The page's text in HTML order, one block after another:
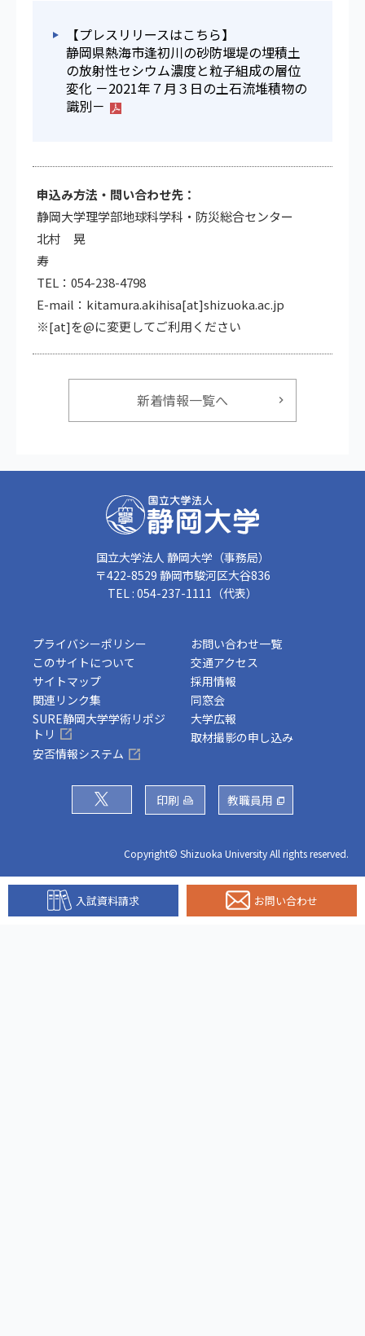
【プレスリリースはこちら】
静岡県熱海市逢初川の砂防堰堤の埋積土
の放射性セシウム濃度と粒子組成の層位
変化 －2021年７月３日の土石流堆積物の
識別－
申込み方法・問い合わせ先：
静岡大学理学部地球科学科・防災総合センター
北村 晃
TEL：054-238-4798
E-mail：kitamura.akihisa[at]shizuoka.ac.jp
※[at]を@に変更してご利用ください
新着情報一覧へ
国立大学法人 静岡大学（事務局）
〒422-8529 静岡市駿河区大谷836
TEL : 054-237-1111（代表）
プライバシーポリシー
このサイトについて
サイトマップ
関連リンク集
お問い合わせ一覧
交通アクセス
採用情報
同窓会
SURE静岡大学学術リポジ
トリ
安否情報システム
大学広報
取材撮影の申し込み
印刷 教職員用
Copyright© Shizuoka University All rights reserved.
入試資料請求 お問い合わせ